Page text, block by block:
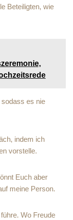
Beteiligten, wie
es nie
indem ich
vorstelle.
Euch aber
meine Person.
Wo Freude